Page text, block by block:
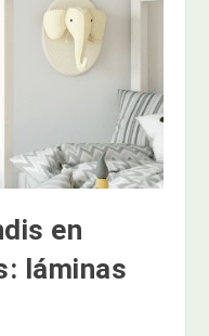
en
láminas